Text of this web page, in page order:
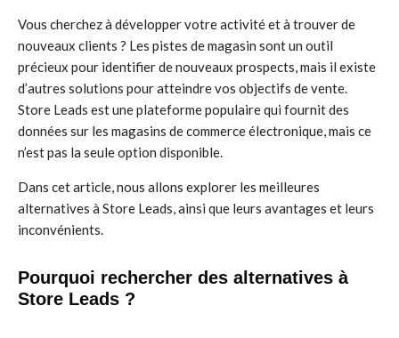
Vous cherchez à développer votre activité et à trouver de
nouveaux clients ? Les pistes de magasin sont un outil
précieux pour identifier de nouveaux prospects, mais il existe
d’autres solutions pour atteindre vos objectifs de vente.
Store Leads est une plateforme populaire qui fournit des
données sur les magasins de commerce électronique, mais ce
n’est pas la seule option disponible.
Dans cet article, nous allons explorer les meilleures
alternatives à Store Leads, ainsi que leurs avantages et leurs
inconvénients.
Pourquoi rechercher des alternatives à
Store Leads ?